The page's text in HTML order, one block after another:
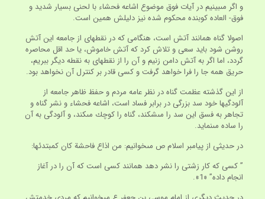
و اگر مى‏بينيم در آيات فوق موضوع اشاعه فحشاء با لحنى بسيار شديد و
فوق- العاده كوبنده محكوم شده نيز دليلش همين است.
اصولا گناه همانند آتش است، هنگامى كه در نقطه‏اى از جامعه اين آتش
روشن شود بايد سعى و تلاش كرد كه آتش خاموش، يا حد اقل محاصره
گردد، اما اگر به آتش دامن زنيم و آن را از نقطه‏اى به نقطه ديگر ببريم،
حريق همه جا را فرا خواهد گرفت و كسى قادر بر كنترل آن نخواهد بود.
از اين گذشته عظمت گناه در نظر عامه مردم و حفظ ظاهر جامعه از
آلودگيها خود سد بزرگى در برابر فساد است، اشاعه فحشاء و نشر گناه و
تجاهر به فسق اين سد را مى‏شكند، گناه را كوچك مى‏كند، و آلودگى به آن
را ساده مى‏نمايد.
در حديثى از پيامبر اسلام ص مى‏خوانيم: من اذاع فاحشة كان كمبتدئها:
” كسى كه كار زشتى را نشر دهد همانند كسى است كه آن را در آغاز
انجام داده” «1».